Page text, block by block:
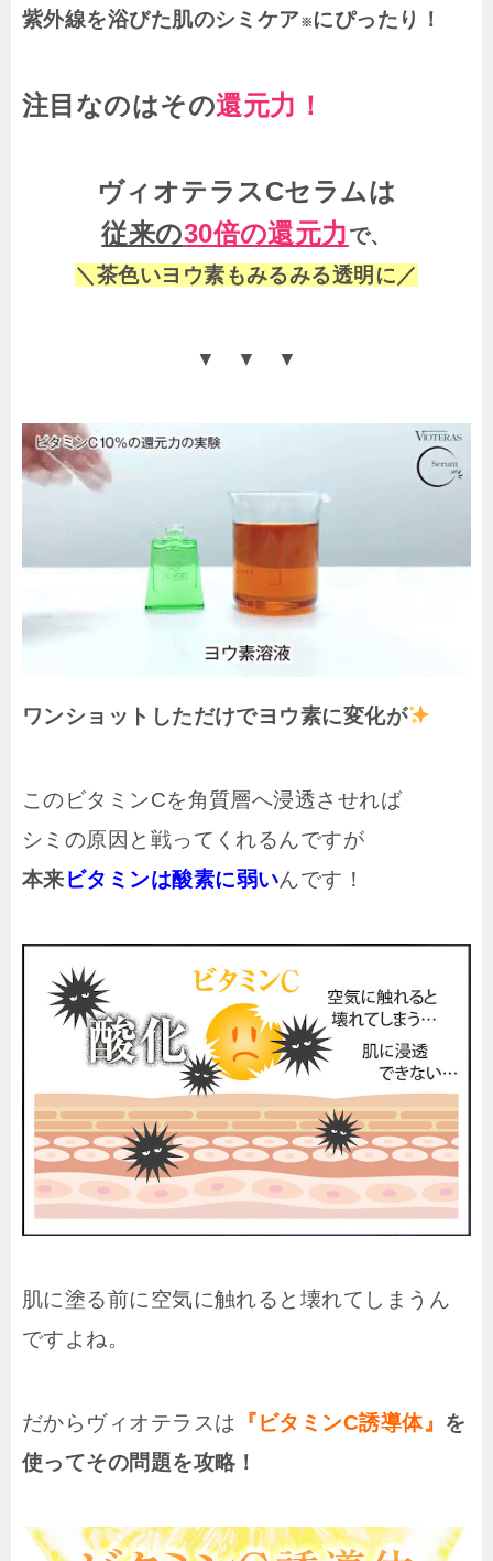
紫外線を浴びた肌のシミケア※ にぴったり！
注目なのはその還元力！
ヴィオテラスCセラムは
従来の30倍の還元力で、
＼茶色いヨウ素もみるみる透明に／
▼ ▼ ▼
ワンショットしただけでヨウ素に変化が
このビタミンCを角質層へ浸透させれば
シミの原因と戦ってくれるんですが
本来ビタミンは酸素に弱いんです！
肌に塗る前に空気に触れると壊れてしまうん
ですよね。
だからヴィオテラスは 『ビタミンC誘導体』 を
使ってその問題を攻略！